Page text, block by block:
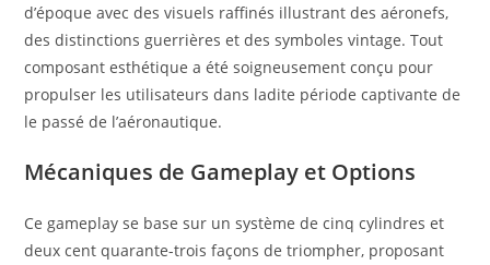
d’époque avec des visuels raffinés illustrant des aéronefs,
des distinctions guerrières et des symboles vintage. Tout
composant esthétique a été soigneusement conçu pour
propulser les utilisateurs dans ladite période captivante de
le passé de l’aéronautique.
Mécaniques de Gameplay et Options
Ce gameplay se base sur un système de cinq cylindres et
deux cent quarante-trois façons de triompher, proposant